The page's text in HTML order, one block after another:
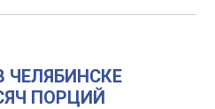
ЧЕЛЯБИНСКЕ
ПОРЦИЙ